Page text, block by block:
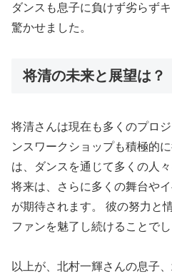
ダンスも息子に負けず劣らず
驚かせました。
将清の未来と展望は？
将清さんは現在も多くのプロ
ンスワークショップも積極的
は、ダンスを通じて多くの人
将来は、さらに多くの舞台や
が期待されます。 彼の努力と
ファンを魅了し続けることでし
以上が、北村一輝さんの息子